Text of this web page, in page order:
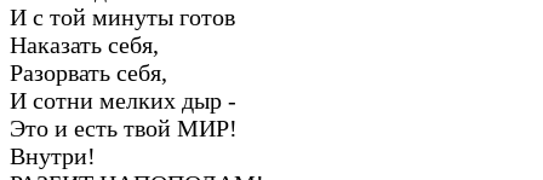
И с той минуты готов
Наказать себя,
Разорвать себя,
И сотни мелких дыр -
Это и есть твой МИР!
Внутри!